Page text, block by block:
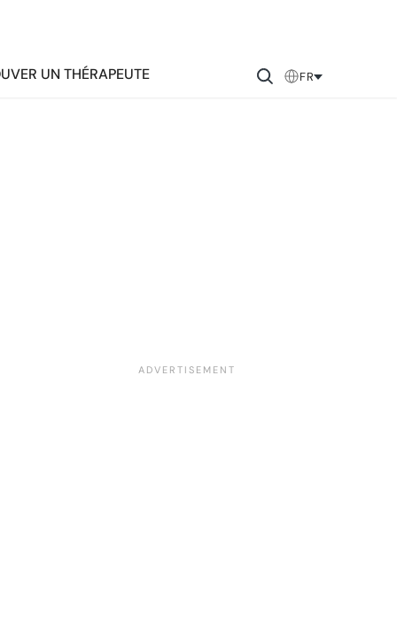
UN THÉRAPEUTE FR